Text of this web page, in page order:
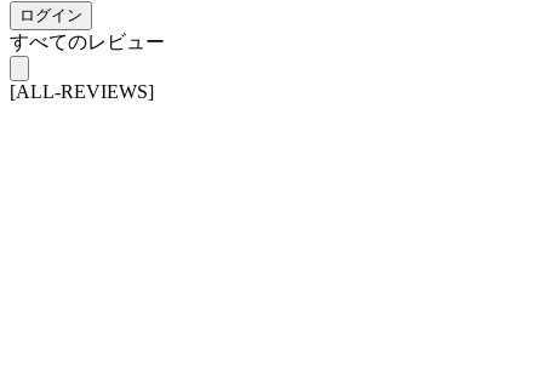
ログイン
すべてのレビュー
[ALL-REVIEWS]